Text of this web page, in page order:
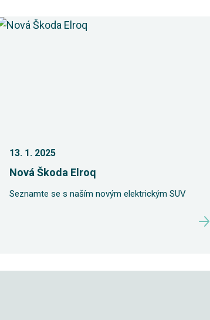
13. 1. 2025
Nová Škoda Elroq
Seznamte se s naším novým elektrickým SUV